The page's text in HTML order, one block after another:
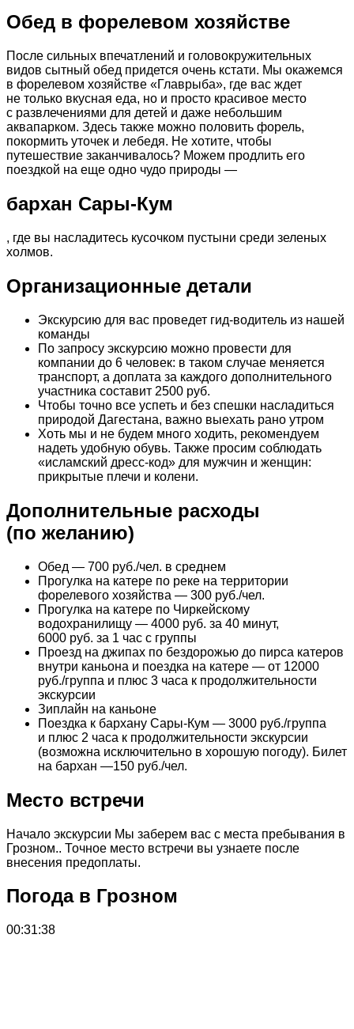
Обед в форелевом хозяйстве
После сильных впечатлений и головокружительных
видов сытный обед придется очень кстати. Мы окажемся
в форелевом хозяйстве «Главрыба», где вас ждет
не только вкусная еда, но и просто красивое место
с развлечениями для детей и даже небольшим
аквапарком. Здесь также можно половить форель,
покормить уточек и лебедя. Не хотите, чтобы
путешествие заканчивалось? Можем продлить его
поездкой на еще одно чудо природы —
бархан Сары-Кум
, где вы насладитесь кусочком пустыни среди зеленых
холмов.
Организационные детали
Экскурсию для вас проведет гид-водитель из нашей
команды
По запросу экскурсию можно провести для
компании до 6 человек: в таком случае меняется
транспорт, а доплата за каждого дополнительного
участника составит 2500 руб.
Чтобы точно все успеть и без спешки насладиться
природой Дагестана, важно выехать рано утром
Хоть мы и не будем много ходить, рекомендуем
надеть удобную обувь. Также просим соблюдать
«исламский дресс-код» для мужчин и женщин:
прикрытые плечи и колени.
Дополнительные расходы
(по желанию)
Обед — 700 руб./чел. в среднем
Прогулка на катере по реке на территории
форелевого хозяйства — 300 руб./чел.
Прогулка на катере по Чиркейскому
водохранилищу — 4000 руб. за 40 минут,
6000 руб. за 1 час с группы
Проезд на джипах по бездорожью до пирса катеров
внутри каньона и поездка на катере — от 12000
руб./группа и плюс 3 часа к продолжительности
экскурсии
Зиплайн на каньоне
Поездка к бархану Сары-Кум — 3000 руб./группа
и плюс 2 часа к продолжительности экскурсии
(возможна исключительно в хорошую погоду). Билет
на бархан —150 руб./чел.
Место встречи
Начало экскурсии Мы заберем вас с места пребывания в
Грозном.. Точное место встречи вы узнаете после
внесения предоплаты.
Погода в Грозном
00:31:38